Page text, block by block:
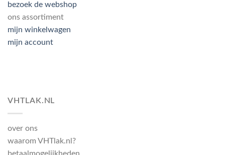
bezoek de webshop
ons assortiment
mijn winkelwagen
mijn account
VHTLAK.NL
over ons
waarom VHTlak.nl?
betaalmogelijkheden